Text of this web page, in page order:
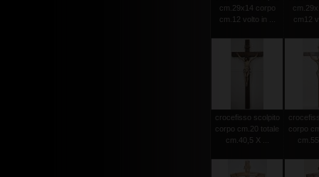
cm.29x14 corpo
cm.12 volto in ...
cm12
crocefisso scolpito
corpo cm.20 totale
cm.40,5 X ...
corpo